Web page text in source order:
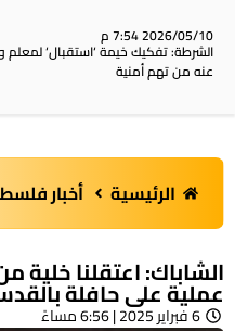
2026/05/10 7:54 م
الشرطة: تفكيك خيمة ‘استقبال‘ لمعلم
عنه من تهم أمنية
الرئيسية أخبار
الشاباك: اعتقلنا خلية
عملية على حافلة
6 فبراير 2025 | 6:56 مساءً